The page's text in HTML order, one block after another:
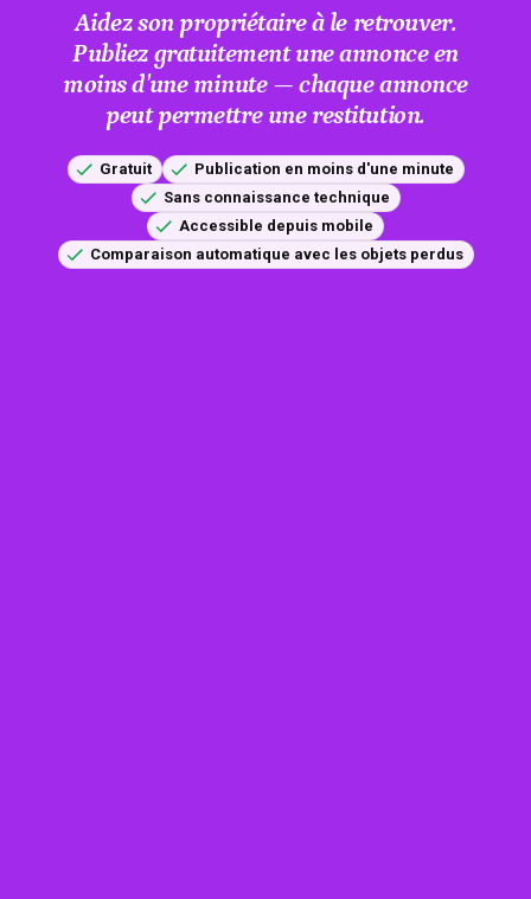
Aidez son propriétaire à le retrouver.
Publiez gratuitement une annonce en
moins d'une minute — chaque annonce
peut permettre une restitution.
Gratuit
Publication en moins d'une minute
Sans connaissance technique
Accessible depuis mobile
Comparaison automatique avec les objets perdus